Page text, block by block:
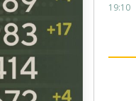
19:10